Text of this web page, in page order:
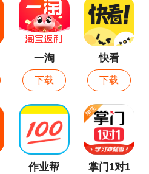
一淘
下载
快看
下载
作业帮
掌门1对1